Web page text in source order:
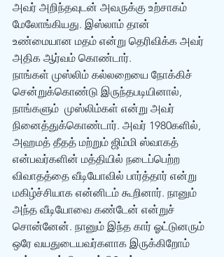
அவர் அறிந்தவுடன் அவருக்கு உற்சாகம்
மேலோங்கியது. இஸ்லாம் தான்
உண்மையான மதம் என்று தெரிவிக்க அவர்
அதிக ஆர்வம் கொண்டார்.
நாங்கள் முஸ்லிம் கல்லறையை நோக்கிச்
சென்றுக்கொண்டு இருந்தபடியினால்,
நாங்களும்  முஸ்லிம்கள் என்று அவர்
நினைத்துக்கொண்டார். அவர் 1980களில்,
அஹமத் தீதத் மற்றும் ஜிம்மி ஸ்வாகத்
என்பவர்களின் மத்தியில் நடைப்பெற்ற
விவாதத்தை வீடியோவில் பார்த்தார் என்று
மகிழ்ச்சியாக என்னிடம் கூறினார். நானும்
அந்த வீடியோவை கண்டேன் என்றுச்
சொன்னேன். நானும் இந்த கார் ஓட்டுனரும்
ஒரே வயதுடையவர்களாக இருக்கிறோம்